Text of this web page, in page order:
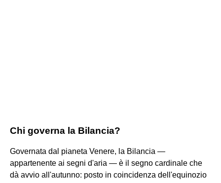
Chi governa la Bilancia?
Governata dal pianeta Venere, la Bilancia —
appartenente ai segni d'aria — è il segno cardinale che
dà avvio all'autunno: posto in coincidenza dell'equinozio